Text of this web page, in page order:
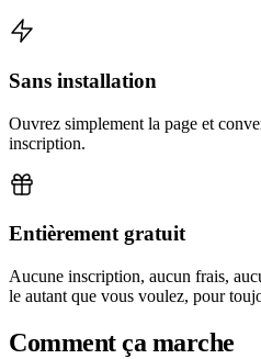
Sans installation
Ouvrez simplement la page et
inscription.
Entièrement gratuit
Aucune inscription, aucun frais,
le autant que vous voulez, pour
Comment ça marche